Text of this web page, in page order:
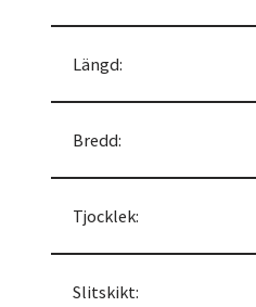
Längd:
Bredd:
Tjocklek:
Slitskikt: